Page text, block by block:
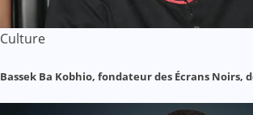
Culture
Bassek Ba Kobhio, fondateur des Écrans Noirs,